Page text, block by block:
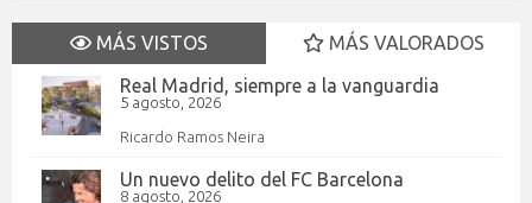
MÁS VISTOS
MÁS VALORADOS
Real Madrid, siempre a la vanguardia
5 agosto, 2026
Ricardo Ramos Neira
Un nuevo delito del FC Barcelona
8 agosto, 2026